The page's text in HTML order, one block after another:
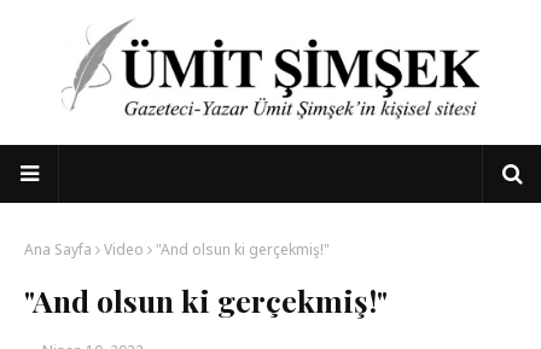
Ana Sayfa Video "And olsun ki gerçekmiş!"
"And olsun ki gerçekmiş!"